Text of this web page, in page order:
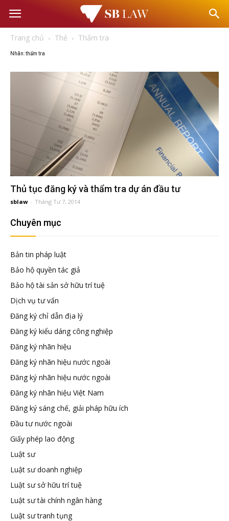
Văn
vấn
Đại
diện
hữu
tuệ
Trang chủ Thẻ Thẩm tra
Nhãn: thẩm tra
Thủ tục đăng ký và thẩm tra dự án đầu tư
sblaw - Tháng Tư 7, 2014
Chuyên mục
Bản tin pháp luật
Bảo hộ quyền tác giả
Bảo hộ tài sản sở hữu trí tuệ
Dịch vụ tư vấn
Đăng ký chỉ dẫn địa lý
Đăng ký kiểu dáng công nghiệp
Đăng ký nhãn hiệu
Đăng ký nhãn hiệu nước ngoài
Đăng ký nhãn hiệu nước ngoài
Đăng ký nhãn hiệu Việt Nam
Đăng ký sáng chế, giải pháp hữu ích
Đầu tư nước ngoài
Giấy phép lao động
Luật sư
Luật sư doanh nghiệp
Luật sư sở hữu trí tuệ
Luật sư tài chính ngân hàng
Luật sư tranh tụng